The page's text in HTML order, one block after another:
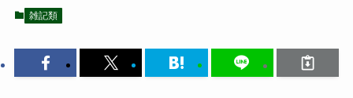
雑記類